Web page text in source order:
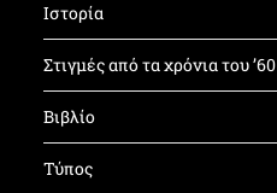
Ιστορία
Στιγμές από τα χρόνια του ’60
Βιβλίο
Τύπος